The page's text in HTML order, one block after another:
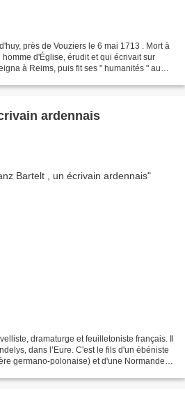
près de Vouziers le 6 mai 1713 . Mort à
d'Église, érudit et qui écrivait sur
à Reims, puis fit ses " humanités " au
ardennais
dramaturge et feuilletoniste français. Il
dans l’Eure. C'est le fils d'un ébéniste
germano-polonaise) et d'une Normande. Il